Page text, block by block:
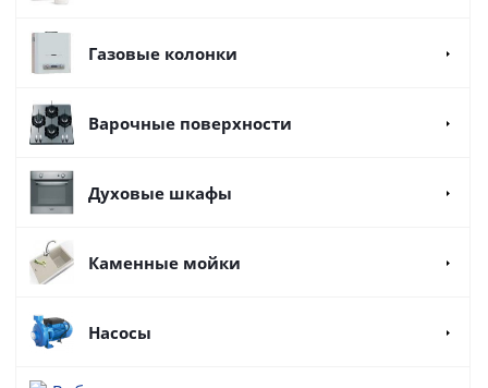
Газовые колонки
Варочные поверхности
Духовые шкафы
Каменные мойки
Насосы